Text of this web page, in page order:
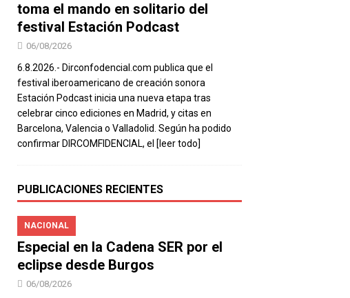
toma el mando en solitario del
festival Estación Podcast
06/08/2026
6.8.2026.- Dirconfodencial.com publica que el
festival iberoamericano de creación sonora
Estación Podcast inicia una nueva etapa tras
celebrar cinco ediciones en Madrid, y citas en
Barcelona, Valencia o Valladolid. Según ha podido
confirmar DIRCOMFIDENCIAL, el [leer todo]
PUBLICACIONES RECIENTES
NACIONAL
Especial en la Cadena SER por el
eclipse desde Burgos
06/08/2026